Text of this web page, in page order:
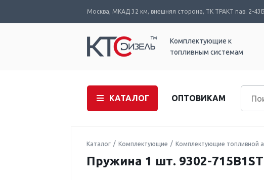
Москва, МКАД 32 км, внешняя сторона, ТК ТРАКТ пав. 2-43Б
Комплектующие к
топливным системам
КАТАЛОГ ОПТОВИКАМ
Каталог Комплектующие Комплектующие топливной
Пружина 1 шт. 9302-715B1ST